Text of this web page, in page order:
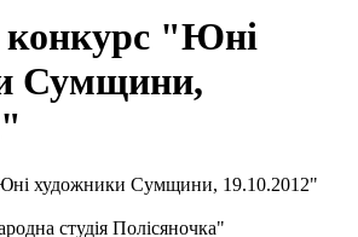
конкурс "Юні
Сумщини,
художники Сумщини, 19.10.2012"
студія Полісяночка"